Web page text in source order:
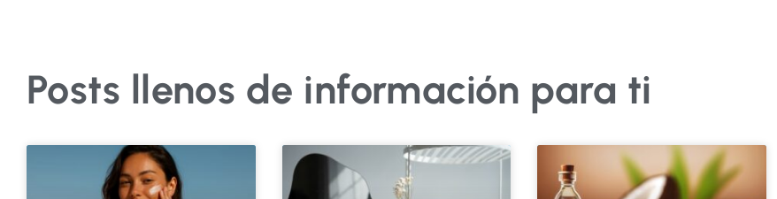
Posts llenos de información para ti